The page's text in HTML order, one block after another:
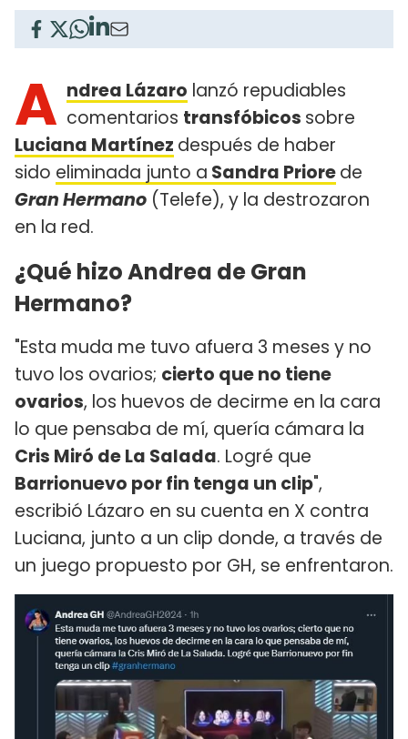
A ndrea Lázaro lanzó repudiables
comentarios transfóbicos sobre
Luciana Martínez después de haber
sido eliminada junto a Sandra Priorede
Gran Hermano (Telefe), y la destrozaron
en la red.
¿Qué hizo Andrea de Gran
Hermano?
"Esta muda me tuvo afuera 3 meses y no
tuvo los ovarios; cierto que no tiene
ovarios, los huevos de decirme en la cara
lo que pensaba de mí, quería cámara la
Cris Miró de La Salada. Logré que
Barrionuevo por fin tenga un clip",
escribió Lázaro en su cuenta en X contra
Luciana, junto a un clip donde, a través de
un juego propuesto por GH, se enfrentaron.